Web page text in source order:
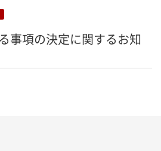
事項の決定に関するお知